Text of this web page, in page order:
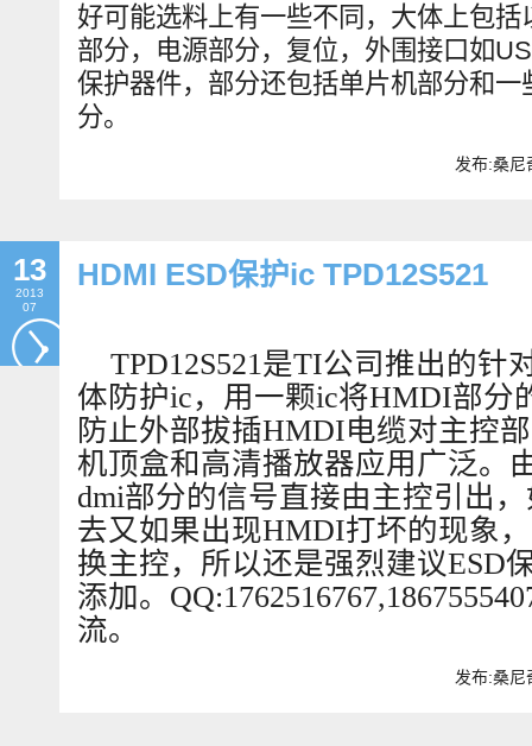
好可能选料上有一些不同，大体上包括
部分，电源部分，复位，外围接口如
保护器件，部分还包括单片机部分和
分。
发布:桑尼
13
2013
07
HDMI ESD保护ic TPD12S521
TPD12S521是TI公司推出的针
体防护ic，用一颗ic将HMDI部分
防止外部拔插HMDI电缆对主控
机顶盒和高清播放器应用广泛。
dmi部分的信号直接由主控引出
去又如果出现HMDI打坏的现象
换主控，所以还是强烈建议ESD
添加。
流。
发布:桑尼